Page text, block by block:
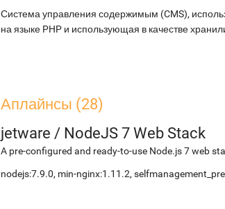
Система управления содержимым (CMS),
на языке PHP и использующая в качестве
Аплайнсы (28)
jetware / NodeJS 7 Web Stack
A pre-configured and ready-to-use Node.js 7 web
nodejs:7.9.0, min-nginx:1.11.2,